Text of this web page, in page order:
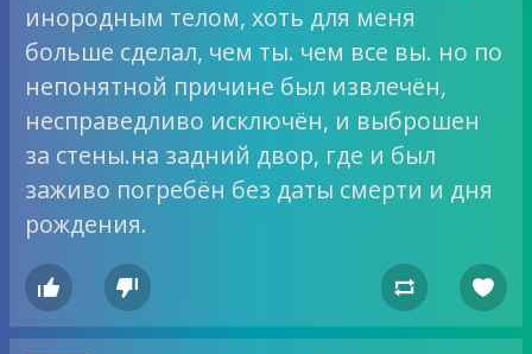
инородным телом, хоть для меня
больше сделал, чем ты. чем все вы. но по
непонятной причине был извлечён,
несправедливо исключён, и выброшен
за стены.на задний двор, где и был
заживо погребён без даты смерти и дня
рождения.
   